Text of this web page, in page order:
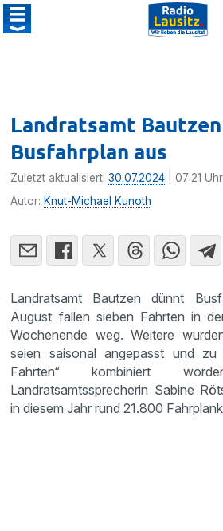
Landratsamt
Busfahrplan aus
Zuletzt aktualisiert:30.07.2024 | 07:21 Uhr
Autor: Knut-Michael Kunoth
Landratsamt Bautzen dünnt
August fallen sieben Fahrten in
Wochenende weg. Weitere
seien saisonal angepasst und zu
Fahrten“ kombiniert
Landratsamtssprecherin Sabine
in diesem Jahr rund 21.800